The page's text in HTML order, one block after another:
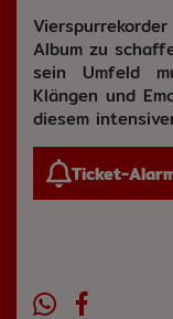
Album zu
sein Umfeld
Klängen und
diesem
Ticket-